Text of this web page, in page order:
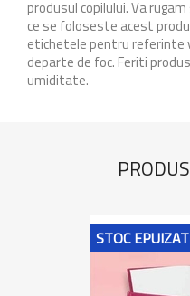
produsul copilului. Va
ce se foloseste acest
etichetele pentru referinte
departe de foc. Feriti
umiditate.
STOC EPUIZAT